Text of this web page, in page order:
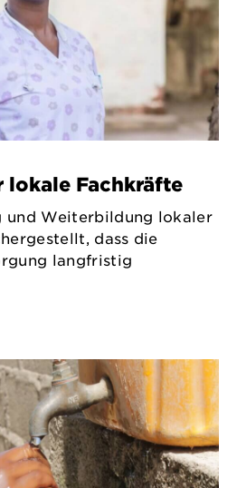
lokale Fachkräfte
und Weiterbildung lokaler
dass die
langfristig